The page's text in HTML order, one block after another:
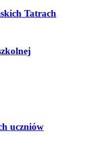
Tatrach
uczniów